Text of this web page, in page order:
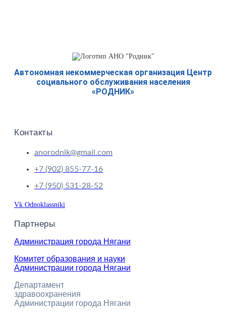
Автономная некоммерческая организация Центр
социального обслуживания населения
«РОДНИК»
Контакты
anorodnik@gmail.com
+7 (902) 855-77-16
+7 (950) 531-28-52
Vk Odnoklassniki
Партнеры
Администрация города Нягани
Комитет образования и науки
Администрации города Нягани
Департамент
здравоохранения
Администрации города Нягани